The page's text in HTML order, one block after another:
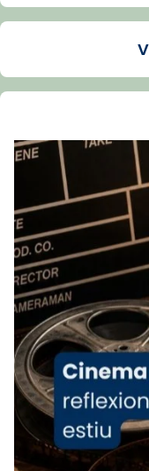
Mons. Sergi
Santes de
🔗tinyurl.com/
Foto
View on Facebook
de
1 week ago
Aquest dilluns,
missa d’acció
comitè
del Sant Pare
L’arquebisbe
Josep Omella,
concelebrat el